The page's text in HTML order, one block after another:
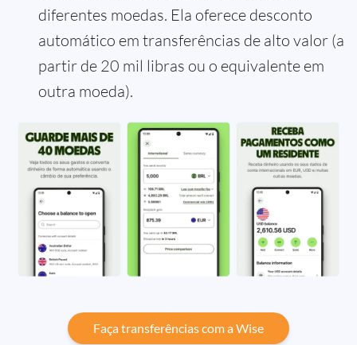
diferentes moedas. Ela oferece desconto
automático em transferências de alto valor (a
partir de 20 mil libras ou o equivalente em
outra moeda).
Faça transferências com a Wise